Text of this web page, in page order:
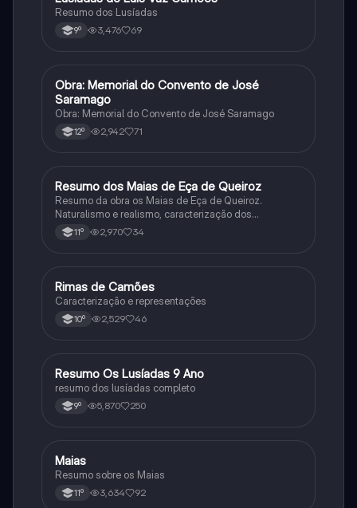
Resumo dos Lusíadas
9º 3,476 69
Português
Obra: Memorial do Convento de José
Saramago
Obra: Memorial do Convento de José Saramago
12º 2,942 71
Português
Resumo dos Maias de Eça de Queiroz
Resumo da obra os Maias de Eça de Queiroz.
Naturalismo e realismo, caracterização dos
personagens e contexto histórico.
11º 2,970 34
Português
Rimas de Camões
Caracterização e representações
10º 2,529 46
Português
Resumo Os Lusíadas 9 Ano
resumo dos lusíadas completo
9º 5,870 250
Português
Maias
Resumo sobre os Maias
11º 3,634 92